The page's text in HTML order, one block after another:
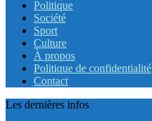
Politique
Société
Sport
Culture
À propos
Politique de confidentialité
Contact
Les dernières infos